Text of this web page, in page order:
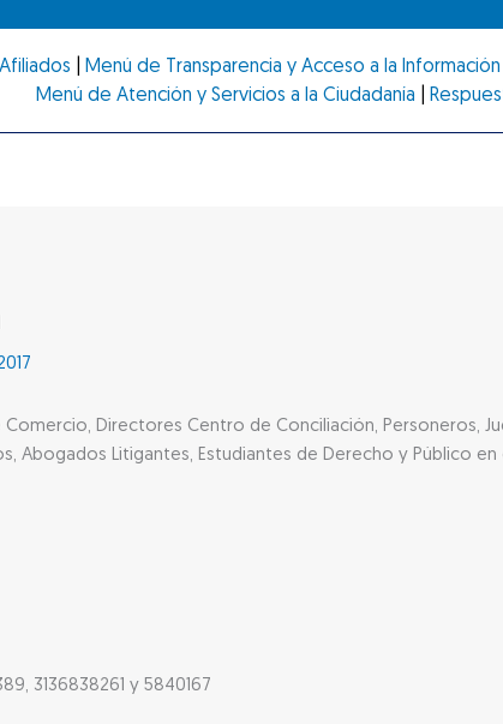
Afiliados Menú de Transparencia y Acceso a la Información
Menú de Atención y Servicios a la Ciudadanía
Directores Centro de Conciliación, Personeros,
Abogados Litigantes, Estudiantes de Derecho y Público en
3136838261 y 5840167